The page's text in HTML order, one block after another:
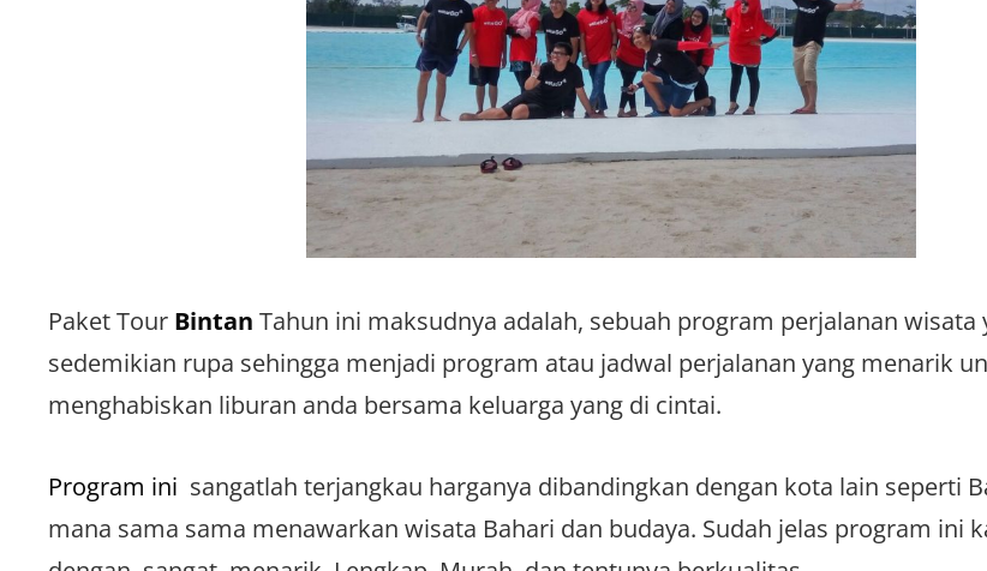
Paket Tour Bintan Tahun ini maksudnya adalah, sebuah program perjalanan wisata
sedemikian rupa sehingga menjadi program atau jadwal perjalanan yang menarik
menghabiskan liburan anda bersama keluarga yang di cintai.
Program ini sangatlah terjangkau harganya dibandingkan dengan kota lain seperti
mana sama sama menawarkan wisata Bahari dan budaya. Sudah jelas program ini